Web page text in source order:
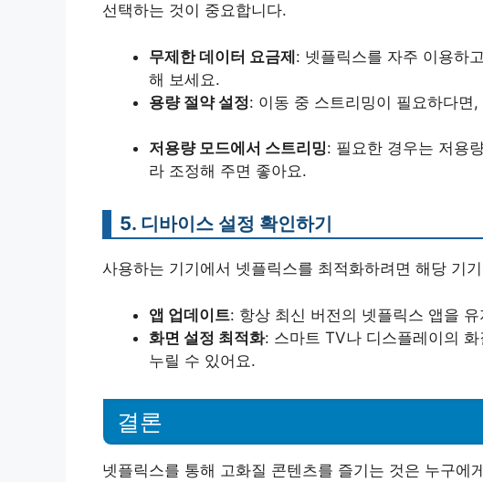
선택하는 것이 중요합니다.
무제한 데이터 요금제: 넷플릭스를 자주 이용하
해 보세요.
용량 절약 설정: 이동 중 스트리밍이 필요하다면,
저용량 모드에서 스트리밍: 필요한 경우는 저용
라 조정해 주면 좋아요.
5. 디바이스 설정 확인하기
사용하는 기기에서 넷플릭스를 최적화하려면 해당 기
앱 업데이트: 항상 최신 버전의 넷플릭스 앱을
화면 설정 최적화: 스마트 TV나 디스플레이의
누릴 수 있어요.
결론
넷플릭스를 통해 고화질 콘텐츠를 즐기는 것은 누구에